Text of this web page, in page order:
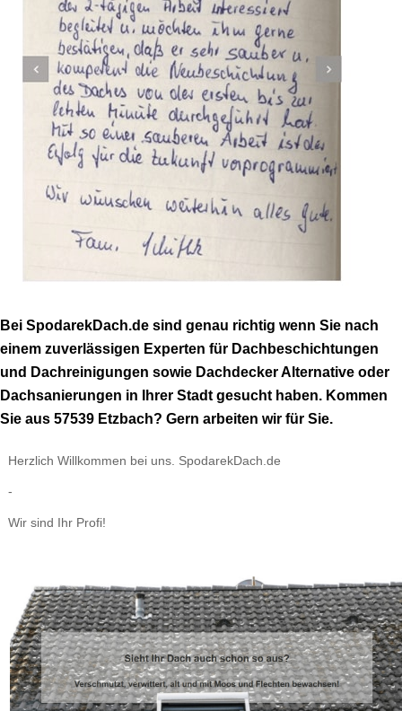
Bei SpodarekDach.de sind genau richtig wenn Sie nach
einem zuverlässigen Experten für Dachbeschichtungen
und Dachreinigungen sowie Dachdecker Alternative oder
Dachsanierungen in Ihrer Stadt gesucht haben. Kommen
Sie aus 57539 Etzbach? Gern arbeiten wir für Sie.
Herzlich Willkommen bei uns. SpodarekDach.de
-
Wir sind Ihr Profi!